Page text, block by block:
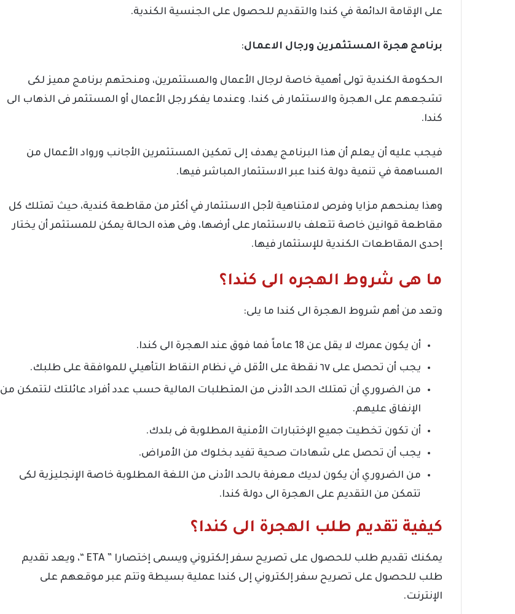
على الإقامة الدائمة في كندا والتقديم للحصول على الجنسية الكندية.
برنامج هجرة المستثمرين ورجال الاعمال:
الحكومة الكندية تولى أهمية خاصة لرجال الأعمال والمستثمرين، ومنحتهم برنامج مميز لكى
تشجعهم على الهجرة والاستثمار فى كندا. وعندما يفكر رجل الأعمال أو المستثمر فى الذهاب الى
كندا.
فيجب عليه أن يعلم أن هذا البرنامج يهدف إلى تمكين المستثمرين الأجانب ورواد الأعمال من
المساهمة في تنمية دولة كندا عبر الاستثمار المباشر فيها.
وهذا يمنحهم مزايا وفرص لامتناهية لأجل الاستثمار في أكثر من مقاطعة كندية، حيث تمتلك كل
مقاطعة قوانين خاصة تتعلف بالاستثمار على أرضها، وفى هذه الحالة يمكن للمستثمر أن يختار
إحدى المقاطعات الكندية للإستثمار فيها.
ما هى شروط الهجره الى كندا؟
وتعد من أهم شروط الهجرة الى كندا ما يلى:
أن يكون عمرك لا يقل عن 18 عاماً فما فوق عند الهجرة الى كندا.
يجب أن تحصل على ٦٧ نقطة على الأقل في نظام النقاط التأهيلي للموافقة على طلبك.
من الضروري أن تمتلك الحد الأدنى من المتطلبات المالية حسب عدد أفراد عائلتك لتتمكن من
الإنفاق عليهم.
أن تكون تخطيت جميع الإختبارات الأمنية المطلوبة فى بلدك.
يجب أن تحصل على شهادات صحية تفيد بخلوك من الأمراض.
من الضروري أن يكون لديك معرفة بالحد الأدنى من اللغة المطلوبة خاصة الإنجليزية لكى
تتمكن من التقديم على الهجرة الى دولة كندا.
كيفية تقديم طلب الهجرة الى كندا؟
يمكنك تقديم طلب للحصول على تصريح سفر إلكتروني ويسمى إختصارا ” ETA “، ويعد تقديم
طلب للحصول على تصريح سفر إلكتروني إلى كندا عملية بسيطة وتتم عبر موقعهم على
الإنترنت.